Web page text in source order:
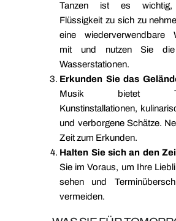
Tanzen ist es wichtig,
Flüssigkeit zu sich zu
eine wiederverwendbare
mit und nutzen Sie die
Wasserstationen.
Erkunden Sie das
Musik bietet
Kunstinstallationen,
und verborgene Schätze.
Zeit zum Erkunden.
Halten Sie sich an den
Sie im Voraus, um Ihre
sehen und
vermeiden.